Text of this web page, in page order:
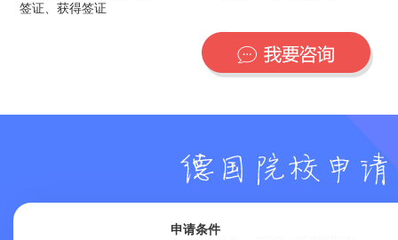
签证、获得签证
申请条件